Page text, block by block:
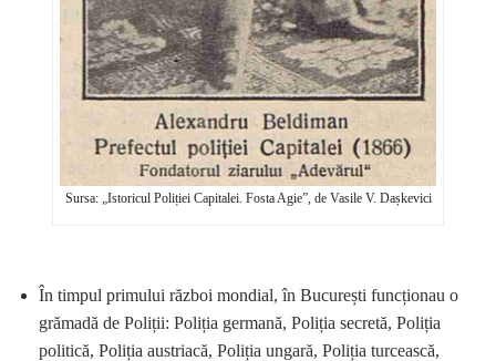
Sursa: „Istoricul Poliției Capitalei. Fosta Agie”, de Vasile V. Dașkevici
În timpul primului război mondial, în București funcționau o
grămadă de Poliții: Poliția germană, Poliția secretă, Poliția
politică, Poliția austriacă, Poliția ungară, Poliția turcească,